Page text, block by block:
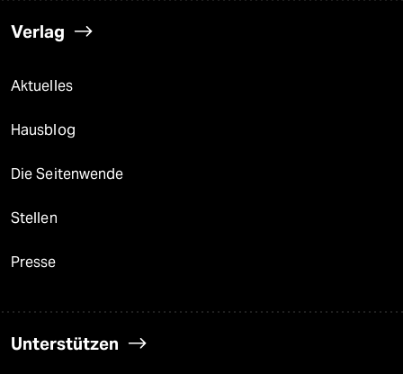
Verlag
Aktuelles
Hausblog
Die Seitenwende
Stellen
Presse
Unterstützen